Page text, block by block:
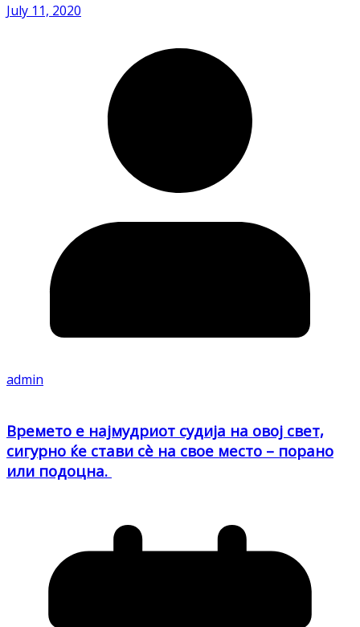
July 11, 2020
admin
Времето е најмудриот судија на овој свет,
сигурно ќе стави сè на свое место – порано
или подоцна.